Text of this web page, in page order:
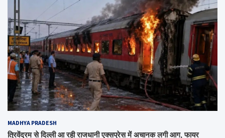
MADHYA PRADESH
त्रिवेंद्रम से दिल्ली आ रही राजधानी एक्सप्रेस में अचानक लगी आग, फायर